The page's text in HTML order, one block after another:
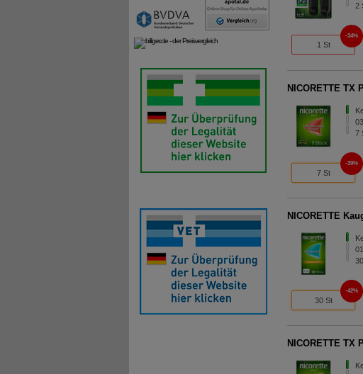
2
1 St
34%
NICORETTE TX
7
7 St
39%
NICORETTE
30 St
42%
NICORETTE TX